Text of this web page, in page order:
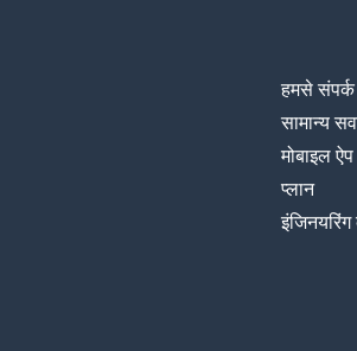
हमसे
सामान्य
मोबाइल ऐप
प्‍लान
इंजिनयरिंग